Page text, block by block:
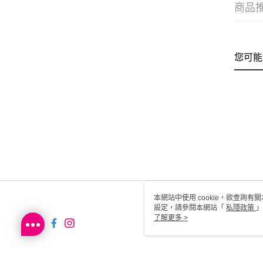
商品
您可
本網站中使用 cookie，欲查詢有
設定，請參閱本網站「 私隱政策
用 cookie。
了解更多 >